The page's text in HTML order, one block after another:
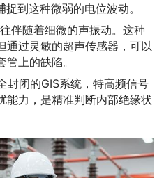
到这种微弱的电位波动。
往伴随着细微的声振动。这种
通过灵敏的超声传感器，可以
上的缺陷。
封闭的GIS系统，特高频信号
能力，是精准判断内部绝缘状